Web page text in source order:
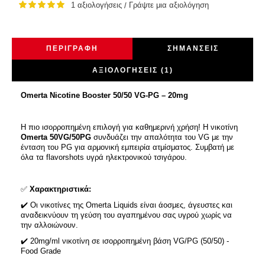
1 αξιολογήσεις / Γράψτε μια αξιολόγηση
ΠΕΡΙΓΡΑΦΉ ΣΗΜΆΝΣΕΙΣ
ΑΞΙΟΛΟΓΉΣΕΙΣ (1)
Omerta Nicotine Booster 50/50 VG-PG – 20mg
Η πιο ισορροπημένη επιλογή για καθημερινή χρήση! Η νικοτίνη
Omerta 50VG/50PG συνδυάζει την απαλότητα του VG με την
ένταση του PG για αρμονική εμπειρία ατμίσματος. Συμβατή με
όλα τα flavorshots υγρά ηλεκτρονικού τσιγάρου.
✅ Χαρακτηριστικά:
✔️ Οι νικοτίνες της Omerta Liquids είναι άοσμες, άγευστες και
αναδεικνύουν τη γεύση του αγαπημένου σας υγρού χωρίς να
την αλλοιώνουν.
✔️ 20mg/ml νικοτίνη σε ισορροπημένη βάση VG/PG (50/50) -
Food Grade